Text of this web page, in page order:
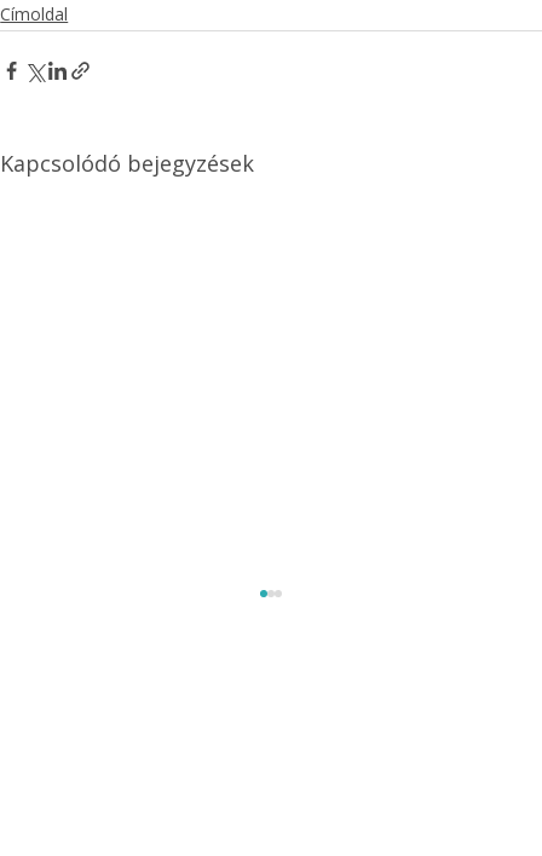
Címoldal
Kapcsolódó bejegyzések